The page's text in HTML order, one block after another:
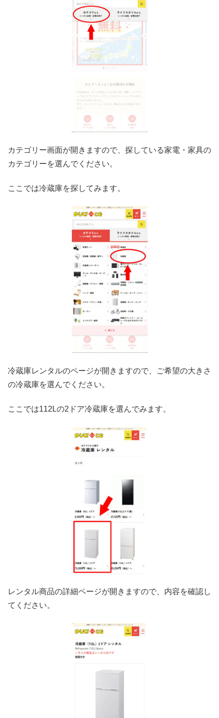
カテゴリー画面が開きますので、探している家電・家具の
カテゴリーを選んでください。
ここでは冷蔵庫を探してみます。
冷蔵庫レンタルのページが開きますので、ご希望の大きさ
の冷蔵庫を選んでください。
ここでは112Lの2ドア冷蔵庫を選んでみます。
レンタル商品の詳細ページが開きますので、内容を確認し
てください。